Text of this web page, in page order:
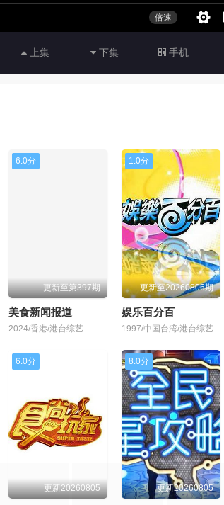
上集 下集 手机
6.0分
更新至第397期
美食新闻报道
2024/香港/港台综艺
1.0分
更新至20260806期
娱乐百分百
1997/中国台湾/港台综艺
6.0分
更新20260805
8.0分
更新20260805